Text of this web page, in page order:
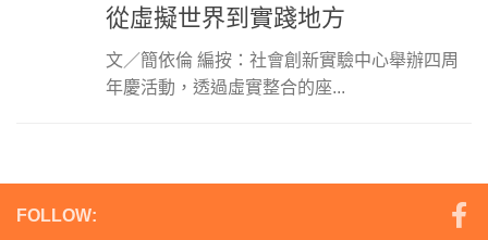
從虛擬世界到實踐地方
文／簡依倫 編按：社會創新實驗中心舉辦四周
年慶活動，透過虛實整合的座...
FOLLOW: